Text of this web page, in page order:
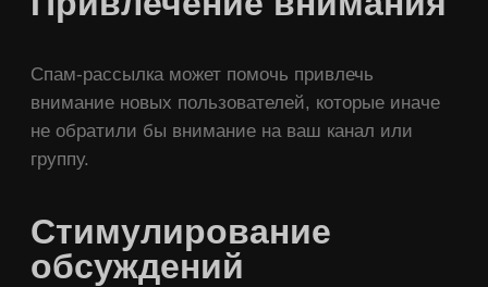
Спам-рассылка может помочь привлечь
внимание новых пользователей, которые иначе
не обратили бы внимание на ваш канал или
группу.
Стимулирование
обсуждений